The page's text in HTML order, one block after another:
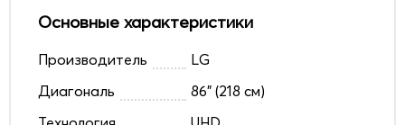
Основные характеристики
Производитель
LG
Диагональ
86" (218 см)